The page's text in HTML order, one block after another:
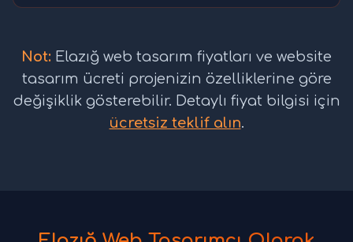
Not: Elazığ web tasarım fiyatları ve website
tasarım ücreti projenizin özelliklerine göre
değişiklik gösterebilir. Detaylı fiyat bilgisi için
ücretsiz teklif alın.